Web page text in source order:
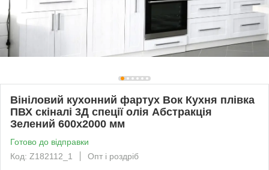
Вініловий кухонний фартух Вок Кухня плівка
ПВХ скіналі 3Д спеції олія Абстракція
Зелений 600х2000 мм
Готово до відправки
Код: Z182112_1
Опт і роздріб